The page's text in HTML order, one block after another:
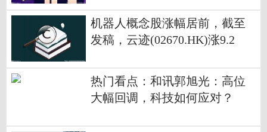
机器人概念股涨幅居前，截至
发稿，云迹(02670.HK)涨9.2
热门看点：和讯郭旭光：高位
大幅回调，科技如何应对？